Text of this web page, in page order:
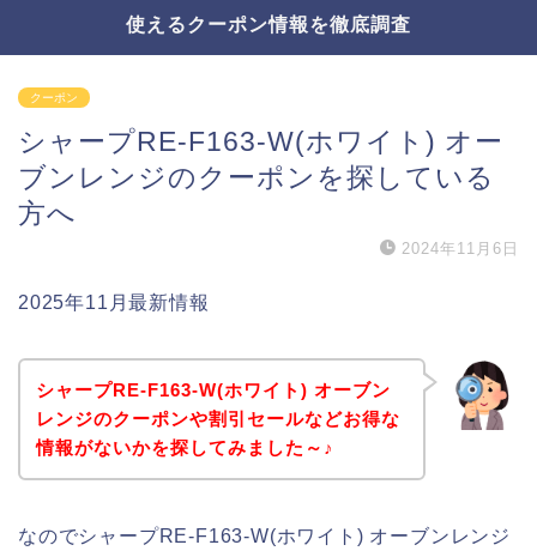
使えるクーポン情報を徹底調査
クーポン
シャープRE-F163-W(ホワイト) オー
ブンレンジのクーポンを探している
方へ
2024年11月6日
2025年11月最新情報
シャープRE-F163-W(ホワイト) オーブン
レンジのクーポンや割引セールなどお得な
情報がないかを探してみました～♪
なのでシャープRE-F163-W(ホワイト) オーブンレンジ